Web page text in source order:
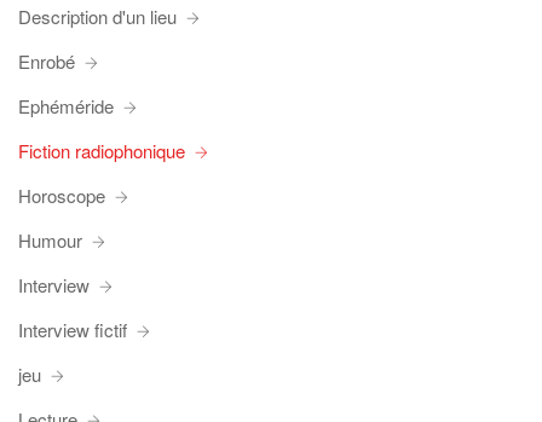
Description d'un lieu
Enrobé
Ephéméride
Fiction radiophonique
Horoscope
Humour
Interview
Interview fictif
jeu